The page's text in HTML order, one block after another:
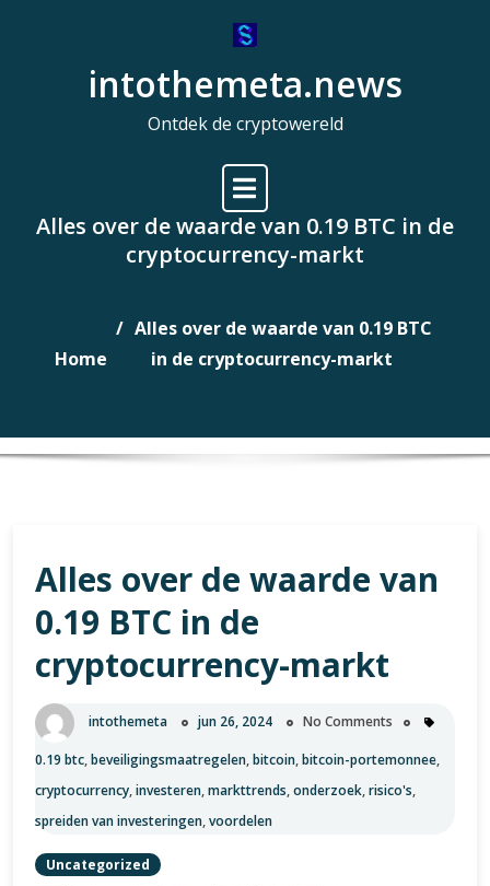
intothemeta.news
Ontdek de cryptowereld
Alles over de waarde van 0.19 BTC in de
cryptocurrency-markt
Home
Alles over de waarde van 0.19 BTC
in de cryptocurrency-markt
Alles over de waarde van
0.19 BTC in de
cryptocurrency-markt
intothemeta jun 26, 2024 No Comments
0.19 btc,beveiligingsmaatregelen,bitcoin,bitcoin-portemonnee,
cryptocurrency,investeren,markttrends,onderzoek,risico's,
spreiden van investeringen,voordelen
Uncategorized